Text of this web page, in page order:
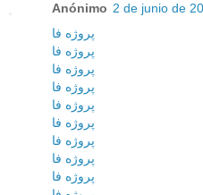
Anónimo 2 de junio de
پروژه فا
پروژه فا
پروژه فا
پروژه فا
پروژه فا
پروژه فا
پروژه فا
پروژه فا
پروژه فا